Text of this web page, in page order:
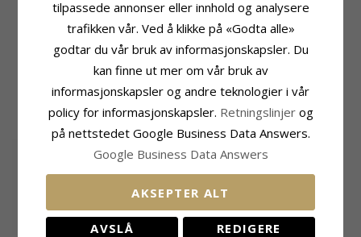
Fasettslipt
Blå
Safir
5,4 mm
Dybde:2,4 mm
Leveringstid
Leveringstid: Ca. 5-10 Hverdager
KUNDER KJØPER OGSÅ
tilpassede annonser eller innhold og analysere
trafikken vår. Ved å klikke på «Godta alle»
godtar du vår bruk av informasjonskapsler. Du
kan finne ut mer om vår bruk av
informasjonskapsler og andre teknologier i vår
policy for informasjonskapsler. Retningslinjer og
på nettstedet Google Business Data Answers.
Google Business Data Answers
AKSEPTER ALT
AVSLÅ REDIGERE